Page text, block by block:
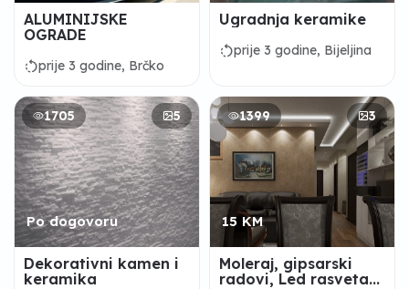
ALUMINIJSKE
OGRADE
rotate_leftprije 3 godine, Brčko
Ugradnja keramike
rotate_leftprije 3 godine, Bijeljina
1705 5
Po dogovoru
Dekorativni kamen i
keramika
1399 3
15 KM
Moleraj, gipsarski
radovi, Led rasveta...